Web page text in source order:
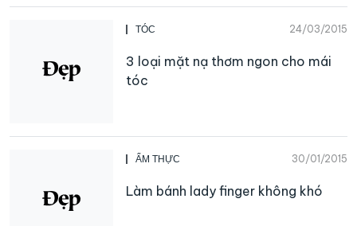
TÓC 24/03/2015
3 loại mặt nạ thơm ngon cho mái
tóc
ẨM THỰC 30/01/2015
Làm bánh lady finger không khó